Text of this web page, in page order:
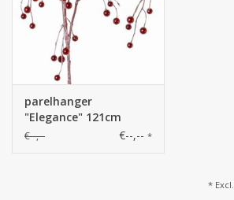
parelhanger
"Elegance" 121cm
€--,-- €--,-- *
*